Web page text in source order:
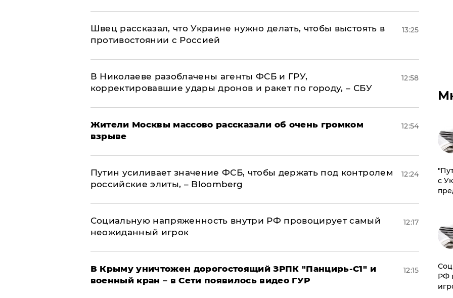
Швец рассказал, что Украине нужно делать, чтобы выстоять в
противостоянии с Россией
13:25
В Николаеве разоблачены агенты ФСБ и ГРУ,
корректировавшие удары дронов и ракет по городу, – СБУ
12:58
Жители Москвы массово рассказали об очень громком
взрыве
12:54
Путин усиливает значение ФСБ, чтобы держать под контролем
российские элиты, – Bloomberg
12:24
Социальную напряженность внутри РФ провоцирует самый
неожиданный игрок
12:17
В Крыму уничтожен дорогостоящий ЗРПК "Панцирь-С1" и
военный кран – в Сети появилось видео ГУР
12:15
с
РФ